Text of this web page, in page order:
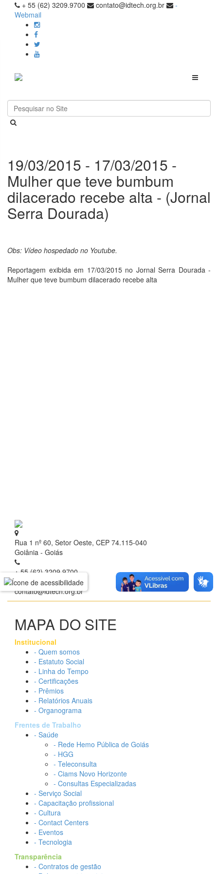
+ 55 (62) 3209.9700 contato@idtech.org.br
-
Webmail
Toggle
19/03/2015 - 17/03/2015 -
Mulher que teve bumbum
dilacerado recebe alta - (Jornal
Serra Dourada)
Obs: Vídeo hospedado no Youtube.
Reportagem exibida em 17/03/2015 no Jornal Serra Dourada -
Mulher que teve bumbum dilacerado recebe alta
Rua 1 nº 60, Setor Oeste, CEP 74.115-040
Goiânia - Goiás
+ 55 (62) 3209.9700
contato@idtech.org.br
MAPA DO SITE
Institucional
- Quem somos
- Estatuto Social
- Linha do Tempo
- Certificações
- Prêmios
- Relatórios Anuais
- Organograma
Frentes de Trabalho
- Saúde
- Rede Hemo Pública de Goiás
- HGG
- Teleconsulta
- Ciams Novo Horizonte
- Consultas Especializadas
- Serviço Social
- Capacitação profissional
- Cultura
- Contact Centers
- Eventos
- Tecnologia
Transparência
- Contratos de gestão